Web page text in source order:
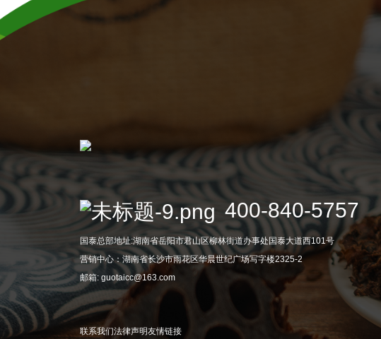
400-840-5757
国泰总部地址:湖南省岳阳市君山区柳林街道办事处国泰大道西101号
营销中心：湖南省长沙市雨花区华晨世纪广场写字楼2325-2
邮箱: guotaicc@163.com
联系我们法律声明友情链接